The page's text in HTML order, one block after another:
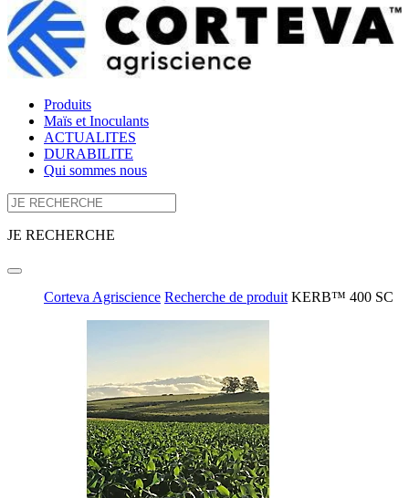
Produits
Maïs et Inoculants
ACTUALITES
DURABILITE
Qui sommes nous
JE RECHERCHE
Corteva Agriscience Recherche de produit KERB™ 400 SC